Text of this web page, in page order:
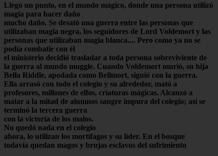
Llegó un punto, en el mundo mágico, donde una persona utilizó
magia para hacer daño
mucho daño. Se desató una guerra entre las personas que
utilizaban magia negra, los seguidores de Lord Voldemort y las
personas que utilizaban magia blanca.... Pero como ya no se
podía combatir con él
el ministerio decidió trasladar a toda persona sobreviviente de
la guerra al mundo muggle. Cuando Voldemort murió, su hija
Bella Riddle, apodada como Bellmort, siguió con la guerra.
Ella arrasó con todo el colegio y su alrededor, mató a
profesores, millones de elfos, criaturas mágicas. Alcanzó a
matar a la mitad de alumnos sangre impura del colegio; así se
terminó la tercera guerra
con la victoria de los malos.
No quedó nada en el colegio
ahora, lo utilizan los mortífagos y su líder. En el bosque
todavía quedan magos y brujas esclavos del sufrimiento